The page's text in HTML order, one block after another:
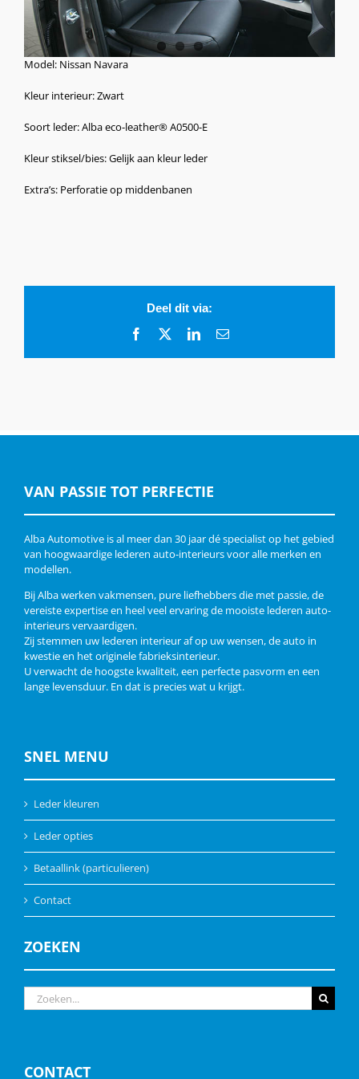
Model: Nissan Navara
Kleur interieur: Zwart
Soort leder: Alba eco-leather® A0500-E
Kleur stiksel/bies: Gelijk aan kleur leder
Extra’s: Perforatie op middenbanen
Deel dit via:
Facebook LinkedIn
E-
VAN PASSIE TOT PERFECTIE
Alba Automotive is al meer dan 30 jaar dé specialist op het gebied
van hoogwaardige lederen auto-interieurs voor alle merken en
modellen.
Bij Alba werken vakmensen, pure liefhebbers die met passie, de
vereiste expertise en heel veel ervaring de mooiste lederen auto-
interieurs vervaardigen.
Zij stemmen uw lederen interieur af op uw wensen, de auto in
kwestie en het originele fabrieksinterieur.
U verwacht de hoogste kwaliteit, een perfecte pasvorm en een
lange levensduur. En dat is precies wat u krijgt.
SNEL MENU
Leder kleuren
Leder opties
Betaallink (particulieren)
Contact
ZOEKEN
Zoeken
naar:
CONTACT